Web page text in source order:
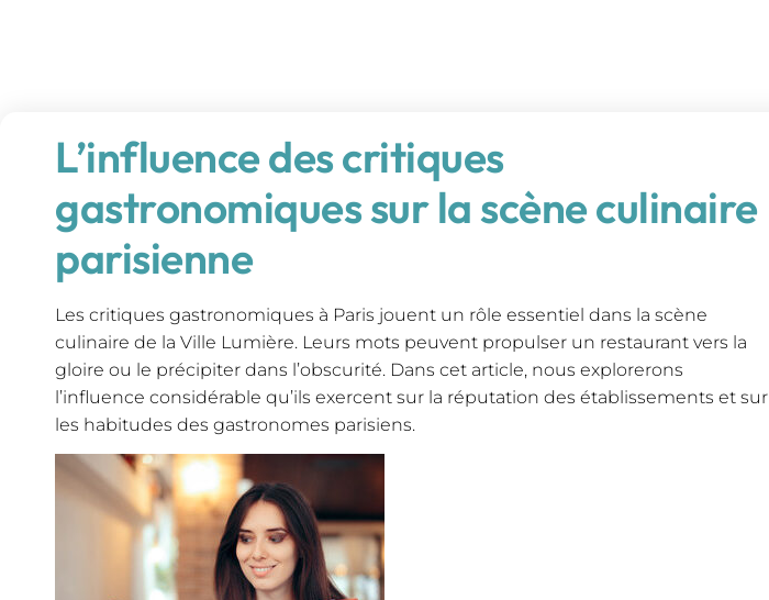
L’influence des critiques
gastronomiques sur la scène culinaire
parisienne
Les critiques gastronomiques à Paris jouent un rôle essentiel dans la scène
culinaire de la Ville Lumière. Leurs mots peuvent propulser un restaurant vers la
gloire ou le précipiter dans l’obscurité. Dans cet article, nous explorerons
l’influence considérable qu’ils exercent sur la réputation des établissements et sur
les habitudes des gastronomes parisiens.